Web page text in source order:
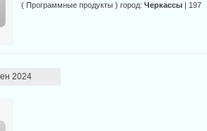
( Программные продукты ) город: Черкассы| 197
2024